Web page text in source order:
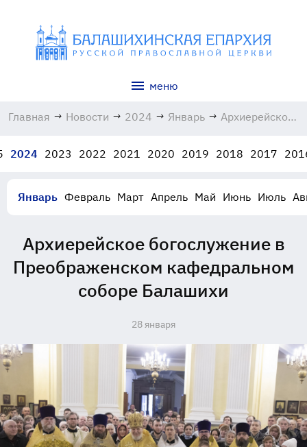
меню
Главная → Новости → 2024 → Январь → Архиерейское
Балашихи
2024 2023 2022 2021 2020 2019 2018 2017
Январь Февраль Март Апрель Май Июнь Июль
Архиерейское богослужение в
Преображенском кафедральном
соборе Балашихи
28 января